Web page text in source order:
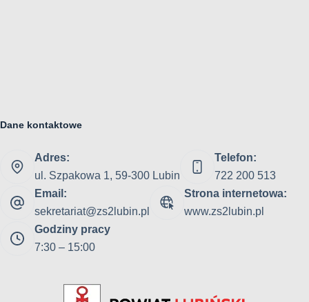
Dane kontaktowe
Adres:
ul. Szpakowa 1, 59-300 Lubin
Telefon:
722 200 513
Email:
sekretariat@zs2lubin.pl
Strona internetowa:
www.zs2lubin.pl
Godziny pracy
7:30 – 15:00